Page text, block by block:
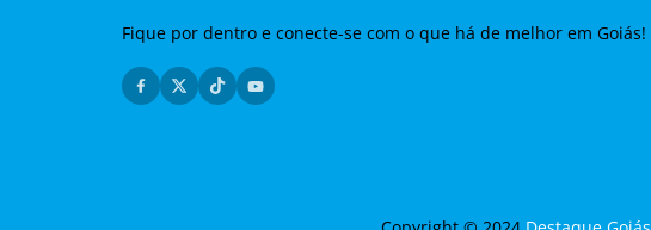
Fique por dentro e conecte-se com o que há de melhor em Goiás!